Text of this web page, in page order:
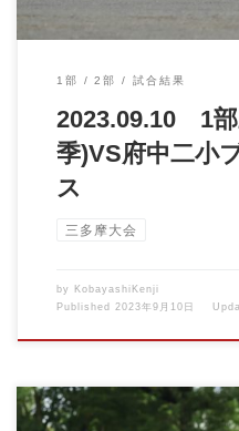
1部 2部 試合結果
2023.09.10 1部
季)VS府中二小
ス
三多摩大会
by KobayashiKenji
Published
2023年9月10日